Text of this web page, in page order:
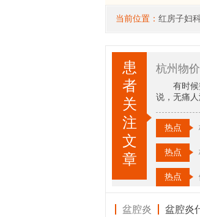
当前位置： 红房子妇
患
者
关
注
文
章
杭州物
有时
说，无痛
热点
热点
热点
盆腔炎 盆腔炎